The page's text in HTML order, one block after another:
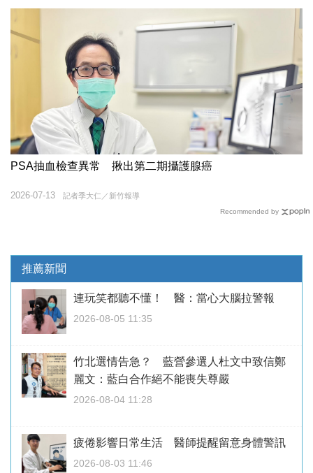
PSA抽血檢查異常 揪出第二期攝護腺癌
記者季大仁／新竹報導
2026-07-13
Recommended by
推薦新聞
連玩笑都聽不懂！ 醫：當心大腦拉警報
2026-08-05 11:35
竹北選情告急？ 藍營參選人杜文中致信鄭
麗文：藍白合作絕不能喪失尊嚴
2026-08-04 11:28
疲倦影響日常生活 醫師提醒留意身體警訊
2026-08-03 11:46